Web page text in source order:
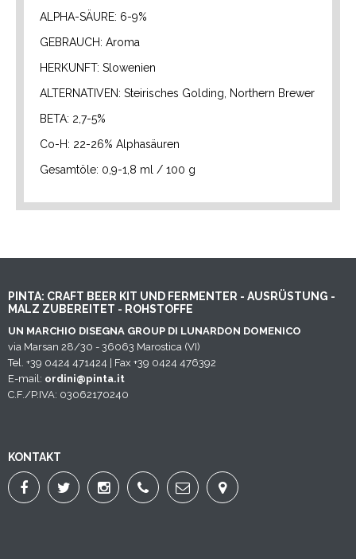
ALPHA-SÄURE: 6-9%
GEBRAUCH: Aroma
HERKUNFT: Slowenien
ALTERNATIVEN: Steirisches Golding, Northern Brewer
BETA: 2,7-5%
Co-H: 22-26% Alphasäuren
Gesamtöle: 0,9-1,8 ml / 100 g
PINTA: CRAFT BEER KIT UND FERMENTER - AUSRÜSTUNG -
MALZ ZUBEREITET - ROHSTOFFE
UN MARCHIO DISEGNA GROUP DI LUNARDON DOMENICO
via Marsan 28/30 - 36063 Marostica (VI)
Tel. +39 0424 471424 | Fax +39 0424 476392
E-mail: ordini@pinta.it
C.F./P.IVA: 03062170240
KONTAKT